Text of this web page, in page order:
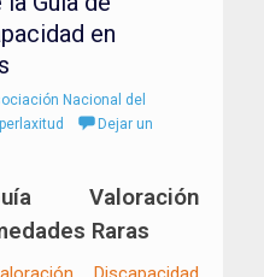
en
Nacional del
Dejar un
Valoración
Raras